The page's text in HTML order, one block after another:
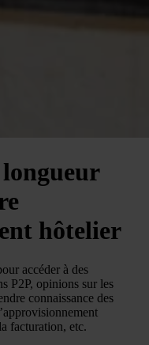
hôtelier
accéder à des
P2P, opinions sur les
connaissance des
facturation, etc.